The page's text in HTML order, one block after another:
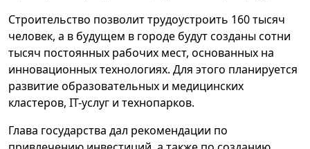
Строительство позволит трудоустроить 160 тысяч
человек, а в будущем в городе будут созданы сотни
тысяч постоянных рабочих мест, основанных на
инновационных технологиях. Для этого планируется
развитие образовательных и медицинских
кластеров, IT-услуг и технопарков.
Глава государства дал рекомендации по